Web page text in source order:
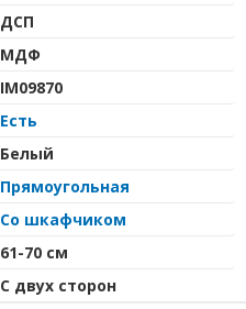
ДСП
МДФ
IM09870
Есть
Белый
Прямоугольная
Со шкафчиком
61-70 см
С двух сторон